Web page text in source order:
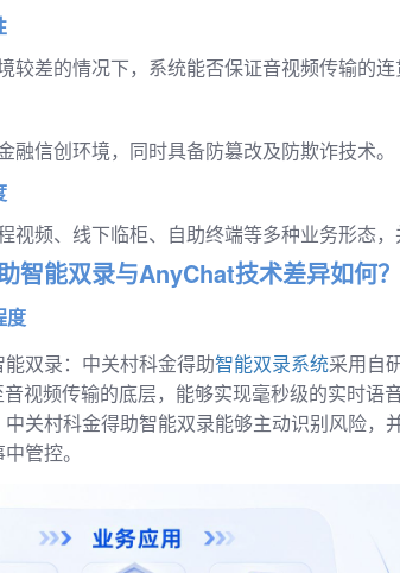
较差的情况下，系统能否保证音视频传输的连
融信创环境，同时具备防篡改及防欺诈技术。
视频、线下临柜、自助终端等多种业务形态，
智能双录与AnyChat技术差异如何？
度
双录：中关村科金得助智能双录系统采用自
视频传输的底层，能够实现毫秒级的实时语
关村科金得助智能双录能够主动识别风险，
管控。